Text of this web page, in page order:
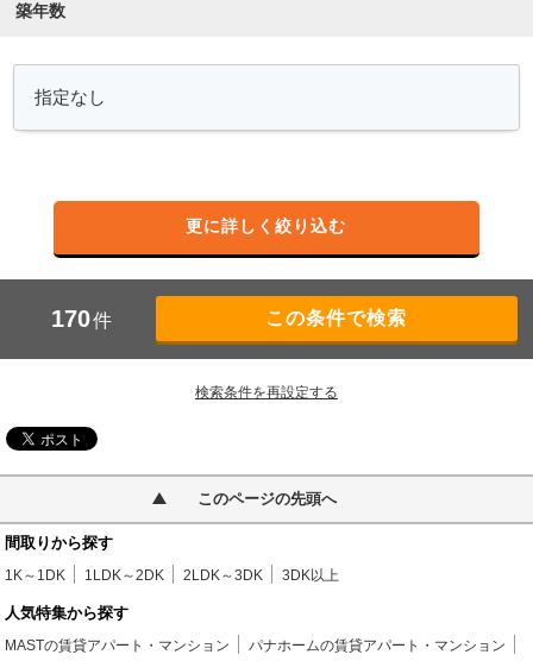
築年数
更に詳しく絞り込む
170件
検索条件を再設定する
このページの先頭へ
間取りから探す
1K～1DK 1LDK～2DK 2LDK～3DK 3DK以上
人気特集から探す
MASTの賃貸アパート・マンション
パナホームの賃貸アパート・マンション